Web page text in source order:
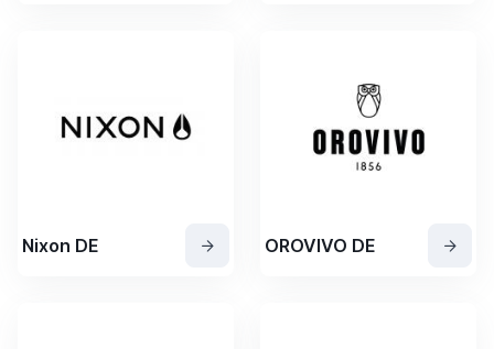
Nixon DE OROVIVO DE